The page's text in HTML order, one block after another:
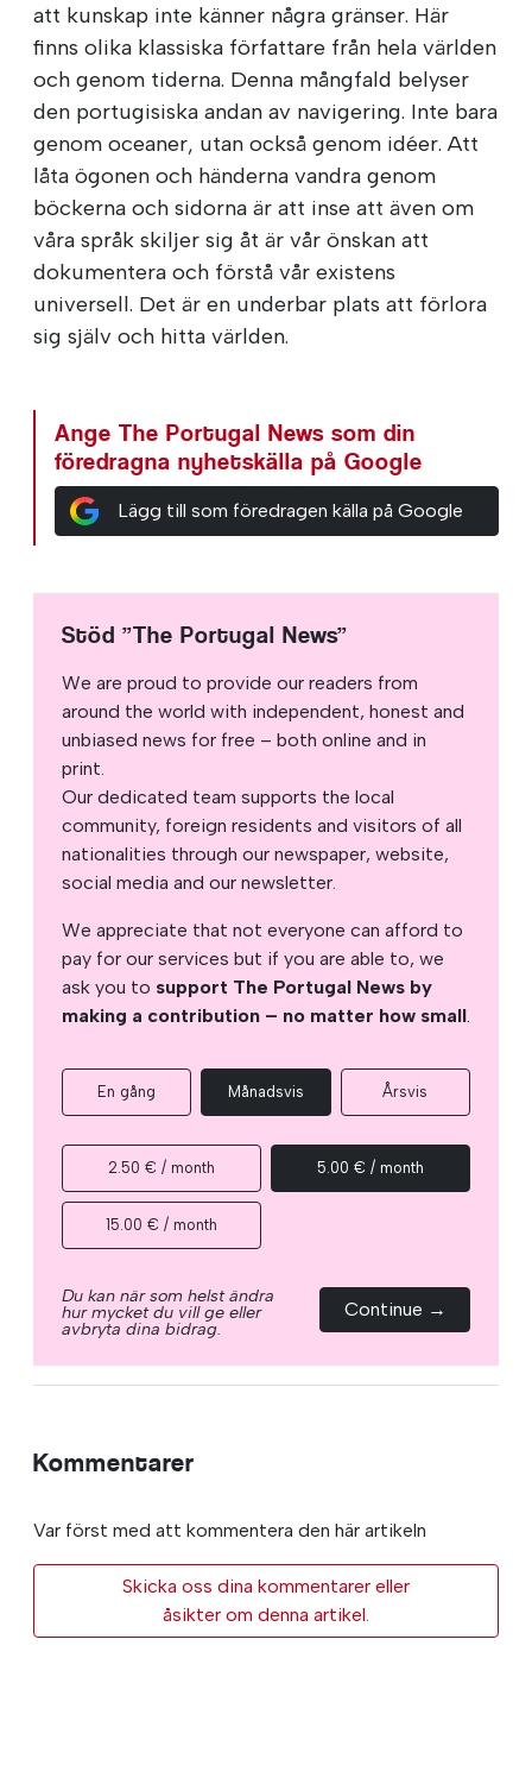
att kunskap inte känner några gränser. Här
finns olika klassiska författare från hela världen
och genom tiderna. Denna mångfald belyser
den portugisiska andan av navigering. Inte bara
genom oceaner, utan också genom idéer. Att
låta ögonen och händerna vandra genom
böckerna och sidorna är att inse att även om
våra språk skiljer sig åt är vår önskan att
dokumentera och förstå vår existens
universell. Det är en underbar plats att förlora
sig själv och hitta världen.
Ange The Portugal News som din
föredragna nyhetskälla på Google
Lägg till som föredragen källa på Google
Stöd ”The Portugal News”
We are proud to provide our readers from
around the world with independent, honest and
unbiased news for free – both online and in
print.
Our dedicated team supports the local
community, foreign residents and visitors of all
nationalities through our newspaper, website,
social media and our newsletter.
We appreciate that not everyone can afford to
pay for our services but if you are able to, we
ask you to support The Portugal News by
making a contribution – no matter how small.
En gång Månadsvis Årsvis
2.50 € / month 5.00 € / month
15.00 € / month
Du kan när som helst ändra
hur mycket du vill ge eller
avbryta dina bidrag.
Continue →
Kommentarer
Var först med att kommentera den här artikeln
Skicka oss dina kommentarer eller
åsikter om denna artikel.